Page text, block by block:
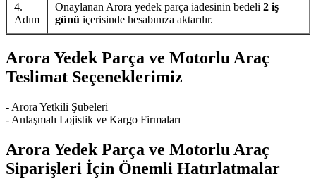
4.
Adım
Onaylanan Arora yedek parça iadesinin bedeli 2 iş
günü içerisinde hesabınıza aktarılır.
Arora Yedek Parça ve Motorlu Araç
Teslimat Seçeneklerimiz
- Arora Yetkili Şubeleri
- Anlaşmalı Lojistik ve Kargo Firmaları
Arora Yedek Parça ve Motorlu Araç
Siparişleri İçin Önemli Hatırlatmalar